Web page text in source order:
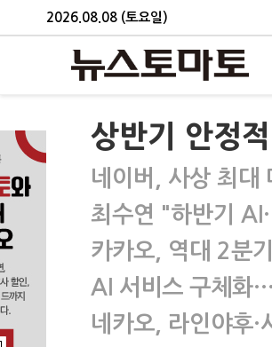
2026.08.08 (토요일)
상반기 안정
네이버, 사상 최대
최수연 "하반기
카카오, 역대 2분
AI 서비스 구체화
네카오, 라인야후